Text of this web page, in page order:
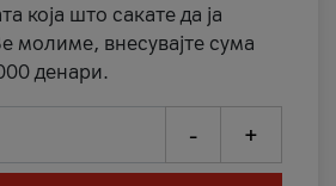
која што сакате да ја
молиме, внесувајте сума
денари.
- +